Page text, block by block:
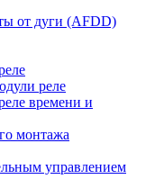
от дуги (AFDD)
реле
времени и
монтажа
управлением